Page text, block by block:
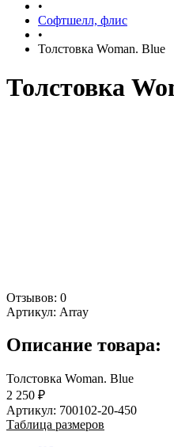
•
Софтшелл, флис
•
Толстовка Woman. Blue
Толстовка
Отзывов: 0
Артикул: Array
Описание товара:
Толстовка Woman. Blue
2 250 ₽
Артикул: 700102-20-450
Таблица размеров